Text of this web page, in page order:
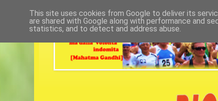
This site uses cookies from Google to deliver its
are shared with Google along with performance and
statistics, and to detect and address abuse.